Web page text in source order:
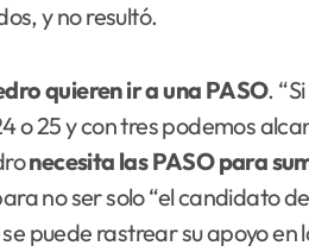
y no resultó.
quieren ir a una PASO.
o 25 y con tres podemos
necesita las PASO para
no ser solo “el candidato
puede rastrear su apoyo en